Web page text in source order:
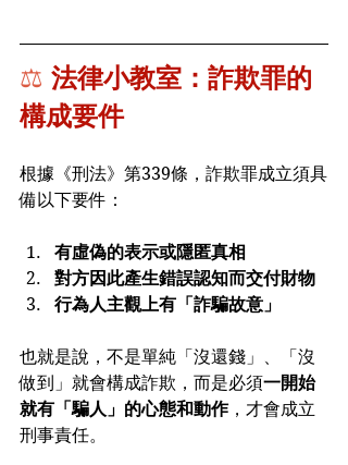
⚖️ 法律小教室：詐欺罪的
構成要件
根據《刑法》第339條，詐欺罪成立須具
備以下要件：
有虛偽的表示或隱匿真相
對方因此產生錯誤認知而交付財物
行為人主觀上有「詐騙故意」
也就是說，不是單純「沒還錢」、「沒
做到」就會構成詐欺，而是必須一開始
就有「騙人」的心態和動作，才會成立
刑事責任。